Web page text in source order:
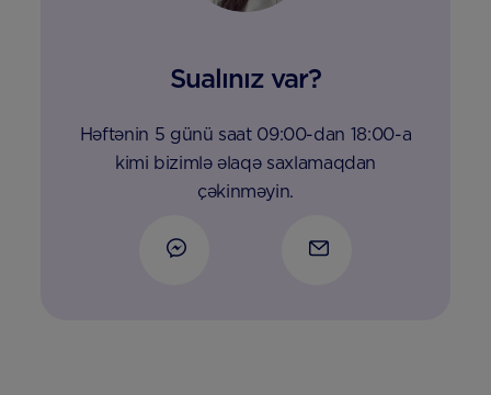
Sualınız var?
Həftənin 5 günü saat 09:00-dan 18:00-a
kimi bizimlə əlaqə saxlamaqdan
çəkinməyin.